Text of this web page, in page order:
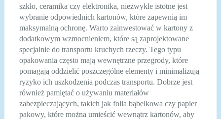
szkło, ceramika czy elektronika, niezwykle istotne jest
wybranie odpowiednich kartonów, które zapewnią im
maksymalną ochronę. Warto zainwestować w kartony z
dodatkowym wzmocnieniem, które są zaprojektowane
specjalnie do transportu kruchych rzeczy. Tego typu
opakowania często mają wewnętrzne przegrody, które
pomagają oddzielić poszczególne elementy i minimalizują
ryzyko ich uszkodzenia podczas transportu. Dobrze jest
również pamiętać o używaniu materiałów
zabezpieczających, takich jak folia bąbelkowa czy papier
pakowy, które można umieścić wewnątrz kartonów, aby